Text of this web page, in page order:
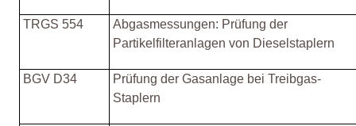
TRGS 554
Abgasmessungen: Prüfung der
Partikelfilteranlagen von Dieselstaplern
BGV D34
Prüfung der Gasanlage bei Treibgas-
Staplern